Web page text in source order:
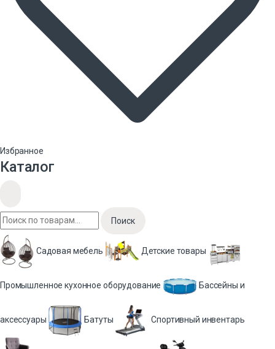
Избранное
Каталог
Поиск
Садовая мебель Детские товары
Промышленное кухонное оборудование Бассейны и
аксессуары Батуты Спортивный инвентарь